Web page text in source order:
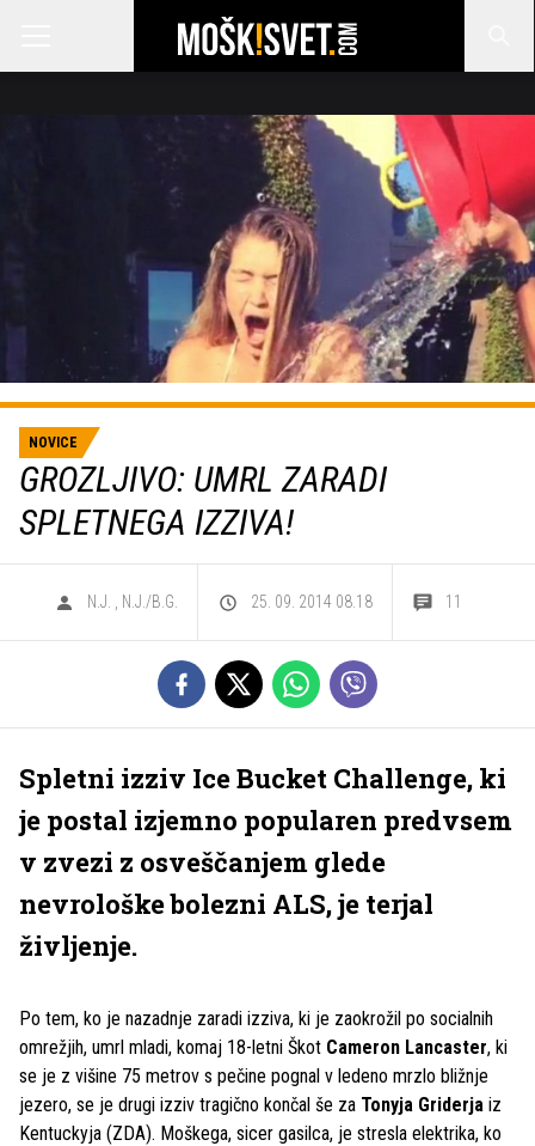
NOVICE
GROZLJIVO: UMRL ZARADI
SPLETNEGA IZZIVA!
N.J. N.J./B.G. 25. 09. 2014 08.18 11
Spletni izziv Ice Bucket Challenge, ki
je postal izjemno popularen predvsem
v zvezi z osveščanjem glede
nevrološke bolezni ALS, je terjal
življenje.
Po tem, ko je nazadnje zaradi izziva, ki je zaokrožil po socialnih
omrežjih, umrl mladi, komaj 18-letni Škot Cameron Lancaster, ki
se je z višine 75 metrov s pečine pognal v ledeno mrzlo bližnje
jezero, se je drugi izziv tragično končal še za Tonyja Griderja iz
Kentuckyja (ZDA). Moškega, sicer gasilca, je stresla elektrika, ko